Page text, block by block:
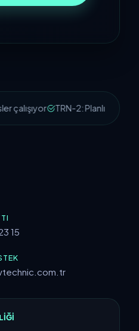
çalışıyor TRN-2: Planlı Bakım
15